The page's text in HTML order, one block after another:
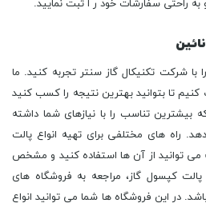
به راحتی سفارشات خود ر ا ثبت نمایید.
با شرکت تکنیکال گاز سنتر تجربه کنید. ما
تا بتوانید بهترین نتیجه را کسب کنید
تناسب را با نیازهای شما داشته
راه های مختلفی برای تهیه انواع پالت
می توانید از آن ها استفاده کنید و مشخص
کپسول گاز، مراجعه به فروشگاه های
در این فروشگاه ها شما می توانید انواع